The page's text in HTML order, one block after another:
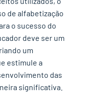
de alfabetização
o sucesso do
deve ser um
um
estimule a
das
significativa.